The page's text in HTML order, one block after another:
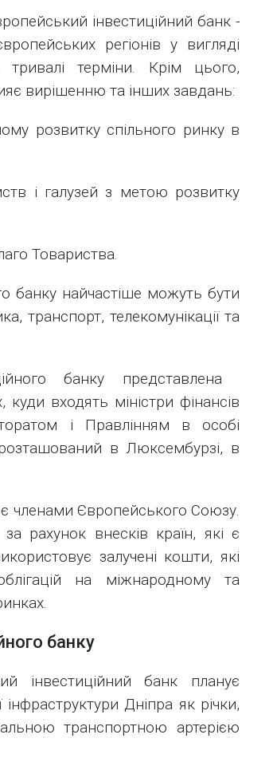
інвестиційний банк -
регіонів у вигляді
терміни. Крім цього,
вирішенню та інших завдань:
розвитку спільного ринку в
і галузей з метою розвитку
Товариства.
банку найчастіше можуть бути
транспорт, телекомунікації та
банку представлена
входять міністри фінансів
і Правлінням в особі
в Люксембурзі, в
членами Європейського Союзу.
рахунок внесків країн, які є
залучені кошти, які
на міжнародному та
банку
інвестиційний банк планує
Дніпра як річки,
транспортною артерією